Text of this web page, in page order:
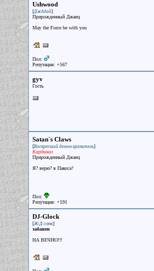
Ushwood
[ДжАдай]
Прирожденный Джаец
May the Force be with you
Пол:
Репутация: +567
gyv
Гость
Satan`s Claws
[Воскресший демон-хранитель]
Кардинал
Прирожденный Джаец
Я? верю? в Пакоса?
Пол:
Репутация: +191
DJ-Glock
[Ж\Д-глюк]
забанен
НА ВЕЧНО!!!